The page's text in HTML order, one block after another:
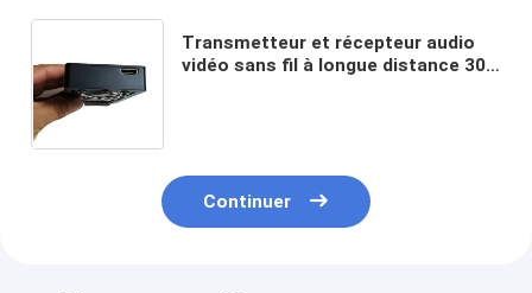
Transmetteur et récepteur audio
vidéo sans fil à longue distance 300
Continuer